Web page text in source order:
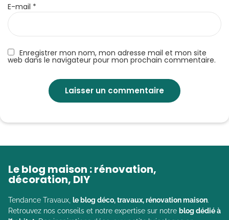
Enregistrer mon nom, mon adresse mail et mon site
web dans le navigateur pour mon prochain commentaire.
E-mail *
Le blog maison : rénovation,
décoration, DIY
Tendance Travaux, le blog déco, travaux, rénovation maison.
Retrouvez nos conseils et notre expertise sur notre blog dédié à